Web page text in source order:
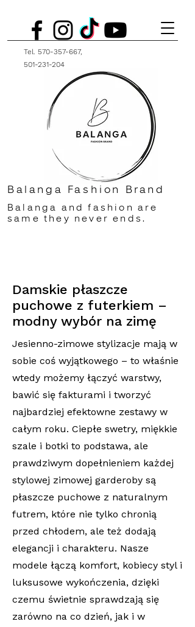
Tel. 570-357-667,
501-231-204
Balanga Fashion Brand
Balanga and fashion are
same they never ends.
Damskie płaszcze
puchowe z futerkiem –
modny wybór na zimę
Jesienno-zimowe stylizacje mają w
sobie coś wyjątkowego – to właśnie
wtedy możemy łączyć warstwy,
bawić się fakturami i tworzyć
najbardziej efektowne zestawy w
całym roku. Ciepłe swetry, miękkie
szale i botki to podstawa, ale
prawdziwym dopełnieniem każdej
stylowej zimowej garderoby są
płaszcze puchowe z naturalnym
futrem, które nie tylko chronią
przed chłodem, ale też dodają
elegancji i charakteru. Nasze
modele łączą komfort, kobiecy styl i
luksusowe wykończenia, dzięki
czemu świetnie sprawdzają się
zarówno na co dzień, jak i w